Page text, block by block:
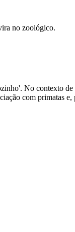
no zoológico.
No contexto
com primatas